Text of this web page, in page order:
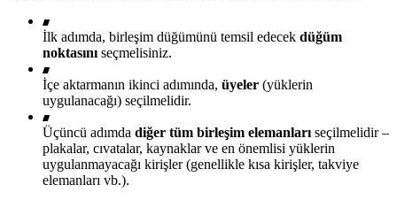
İlk adımda, birleşim düğümünü temsil edecek düğüm
noktasını seçmelisiniz.
İçe aktarmanın ikinci adımında, üyeler (yüklerin
uygulanacağı) seçilmelidir.
Üçüncü adımda diğer tüm birleşim elemanları seçilmelidir –
plakalar, cıvatalar, kaynaklar ve en önemlisi yüklerin
uygulanmayacağı kirişler (genellikle kısa kirişler, takviye
elemanları vb.).